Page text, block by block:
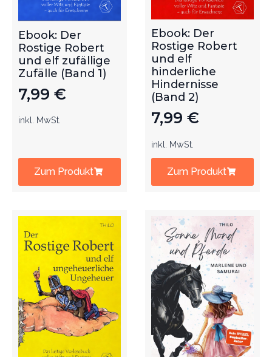
Ebook: Der
Rostige Robert
und elf zufällige
Zufälle (Band 1)
7,99 €
inkl. MwSt.
Zum Produkt
Ebook: Der
Rostige Robert
und elf
hinderliche
Hindernisse
(Band 2)
7,99 €
inkl. MwSt.
Zum Produkt